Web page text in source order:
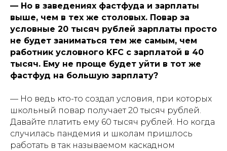
— Но в заведениях фастфуда и зарплаты
выше, чем в тех же столовых. Повар за
условные 20 тысяч рублей зарплаты просто
не будет заниматься тем же самым, чем
работник условного KFC с зарплатой в 40
тысяч. Ему не проще будет уйти в тот же
фастфуд на большую зарплату?
— Но ведь кто-то создал условия, при которых
школьный повар получает 20 тысяч рублей.
Давайте платить ему 60 тысяч рублей. Но когда
случилась пандемия и школам пришлось
работать в так называемом каскадном